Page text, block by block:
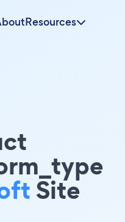
Resources
Site